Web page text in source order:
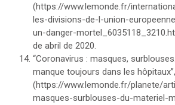
(https://www.lemonde.fr/
les-divisions-de-l-union-
un-danger-
de abril de 2020.
“Coronavirus : masques,
manque toujours dans les
(https://www.lemonde.fr/planete/
masques-surblouses-du-materiel-